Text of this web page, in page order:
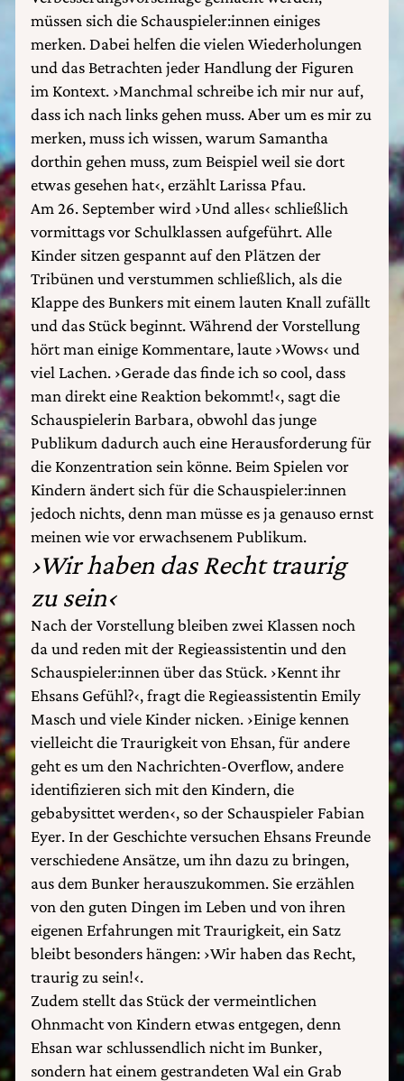
müssen sich die Schauspieler:innen einiges
merken. Dabei helfen die vielen Wiederholungen
und das Betrachten jeder Handlung der Figuren
im Kontext. ›Manchmal schreibe ich mir nur auf,
dass ich nach links gehen muss. Aber um es mir zu
merken, muss ich wissen, warum Samantha
dorthin gehen muss, zum Beispiel weil sie dort
etwas gesehen hat‹, erzählt Larissa Pfau.
Am 26. September wird ›Und alles‹ schließlich
vormittags vor Schulklassen aufgeführt. Alle
Kinder sitzen gespannt auf den Plätzen der
Tribünen und verstummen schließlich, als die
Klappe des Bunkers mit einem lauten Knall zufällt
und das Stück beginnt. Während der Vorstellung
hört man einige Kommentare, laute ›Wows‹ und
viel Lachen. ›Gerade das finde ich so cool, dass
man direkt eine Reaktion bekommt!‹, sagt die
Schauspielerin Barbara, obwohl das junge
Publikum dadurch auch eine Herausforderung für
die Konzentration sein könne. Beim Spielen vor
Kindern ändert sich für die Schauspieler:innen
jedoch nichts, denn man müsse es ja genauso ernst
meinen wie vor erwachsenem Publikum.
›Wir haben das Recht traurig
zu sein‹
Nach der Vorstellung bleiben zwei Klassen noch
da und reden mit der Regieassistentin und den
Schauspieler:innen über das Stück. ›Kennt ihr
Ehsans Gefühl?‹, fragt die Regieassistentin Emily
Masch und viele Kinder nicken. ›Einige kennen
vielleicht die Traurigkeit von Ehsan, für andere
geht es um den Nachrichten-Overflow, andere
identifizieren sich mit den Kindern, die
gebabysittet werden‹, so der Schauspieler Fabian
Eyer. In der Geschichte versuchen Ehsans Freunde
verschiedene Ansätze, um ihn dazu zu bringen,
aus dem Bunker herauszukommen. Sie erzählen
von den guten Dingen im Leben und von ihren
eigenen Erfahrungen mit Traurigkeit, ein Satz
bleibt besonders hängen: ›Wir haben das Recht,
traurig zu sein!‹.
Zudem stellt das Stück der vermeintlichen
Ohnmacht von Kindern etwas entgegen, denn
Ehsan war schlussendlich nicht im Bunker,
sondern hat einem gestrandeten Wal ein Grab